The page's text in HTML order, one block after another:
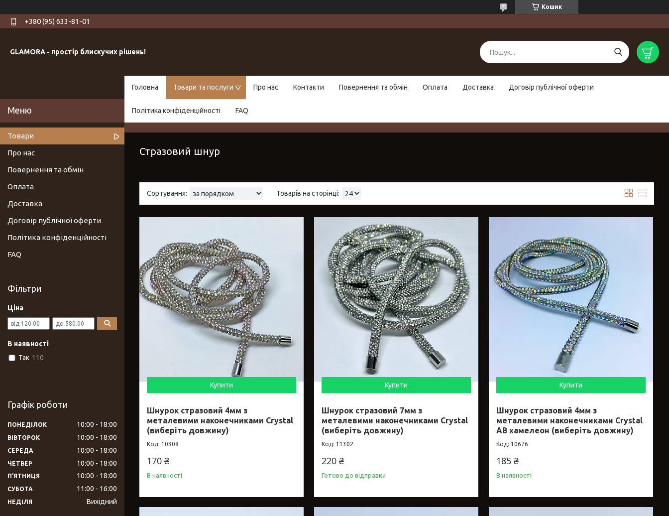
Кошик
+380 (95) 633-81-01
GLAMORA - простір блискучих рішень!
Головна Товари та послуги Про нас Контакти Повернення та обмін Оплата Доставка Договір публічної оферти
Політика конфіденційності FAQ
Стразовий шнур
Купити
Шнурок стразовий 4мм з
металевими наконечниками Crystal
(виберіть довжину)
10308
170 ₴
В наявності
Купити
Шнурок стразовий 7мм з
металевими наконечниками Crystal
(виберіть довжину)
11302
220 ₴
Готово до відправки
Купити
Шнурок стразовий 4мм з
металевими наконечниками Crystal
АВ хамелеон (виберіть довжину)
10676
185 ₴
В наявності
Товари
Про нас
Повернення та обмін
Оплата
Доставка
Договір публічної оферти
Політика конфіденційності
FAQ
Фільтри
Ціна
В наявності
Так 110
Графік роботи
ПОНЕДІЛОК 10:00 18:00
ВІВТОРОК 10:00 18:00
СЕРЕДА 10:00 18:00
ЧЕТВЕР 10:00 18:00
ПʼЯТНИЦЯ 10:00 18:00
СУБОТА 11:00 16:00
НЕДІЛЯ Вихідний